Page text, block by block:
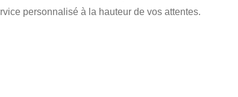
personnalisé à la hauteur de vos attentes.